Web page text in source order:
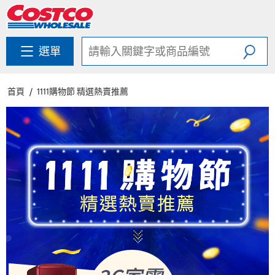
至
內
容
至
導
覽
單
選單
首頁 1111購物節 精選熱賣推薦